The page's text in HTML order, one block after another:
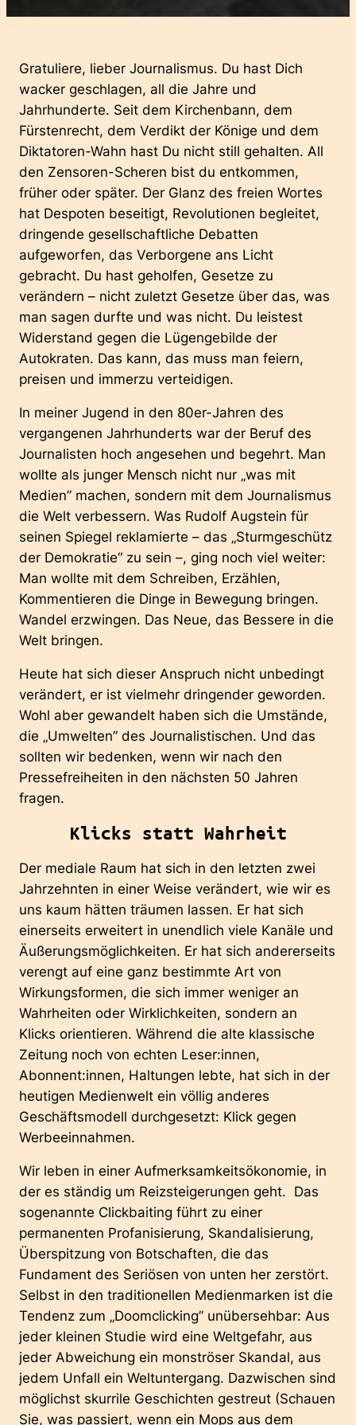
Gratuliere, lieber Journalismus. Du hast Dich
wacker geschlagen, all die Jahre und
Jahrhunderte. Seit dem Kirchenbann, dem
Fürstenrecht, dem Verdikt der Könige und dem
Diktatoren-Wahn hast Du nicht still gehalten. All
den Zensoren-Scheren bist du entkommen,
früher oder später. Der Glanz des freien Wortes
hat Despoten beseitigt, Revolutionen begleitet,
dringende gesellschaftliche Debatten
aufgeworfen, das Verborgene ans Licht
gebracht. Du hast geholfen, Gesetze zu
verändern – nicht zuletzt Gesetze über das, was
man sagen durfte und was nicht. Du leistest
Widerstand gegen die Lügengebilde der
Autokraten. Das kann, das muss man feiern,
preisen und immerzu verteidigen.
In meiner Jugend in den 80er-Jahren des
vergangenen Jahrhunderts war der Beruf des
Journalisten hoch angesehen und begehrt. Man
wollte als junger Mensch nicht nur „was mit
Medien” machen, sondern mit dem Journalismus
die Welt verbessern. Was Rudolf Augstein für
seinen Spiegel reklamierte – das „Sturmgeschütz
der Demokratie“ zu sein –, ging noch viel weiter:
Man wollte mit dem Schreiben, Erzählen,
Kommentieren die Dinge in Bewegung bringen.
Wandel erzwingen. Das Neue, das Bessere in die
Welt bringen.
Heute hat sich dieser Anspruch nicht unbedingt
verändert, er ist vielmehr dringender geworden.
Wohl aber gewandelt haben sich die Umstände,
die „Umwelten” des Journalistischen. Und das
sollten wir bedenken, wenn wir nach den
Pressefreiheiten in den nächsten 50 Jahren
fragen.
Klicks statt Wahrheit
Der mediale Raum hat sich in den letzten zwei
Jahrzehnten in einer Weise verändert, wie wir es
uns kaum hätten träumen lassen. Er hat sich
einerseits erweitert in unendlich viele Kanäle und
Äußerungsmöglichkeiten. Er hat sich andererseits
verengt auf eine ganz bestimmte Art von
Wirkungsformen, die sich immer weniger an
Wahrheiten oder Wirklichkeiten, sondern an
Klicks orientieren. Während die alte klassische
Zeitung noch von echten Leser:innen,
Abonnent:innen, Haltungen lebte, hat sich in der
heutigen Medienwelt ein völlig anderes
Geschäftsmodell durchgesetzt: Klick gegen
Werbeeinnahmen.
Wir leben in einer Aufmerksamkeitsökonomie, in
der es ständig um Reizsteigerungen geht. Das
sogenannte Clickbaiting führt zu einer
permanenten Profanisierung, Skandalisierung,
Überspitzung von Botschaften, die das
Fundament des Seriösen von unten her zerstört.
Selbst in den traditionellen Medienmarken ist die
Tendenz zum „Doomclicking” unübersehbar: Aus
jeder kleinen Studie wird eine Weltgefahr, aus
jeder Abweichung ein monströser Skandal, aus
jedem Unfall ein Weltuntergang. Dazwischen sind
möglichst skurrile Geschichten gestreut (Schauen
Sie, was passiert, wenn ein Mops aus dem